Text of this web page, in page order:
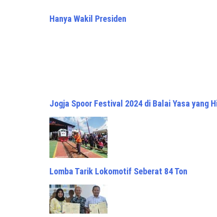
Hanya Wakil Presiden
Jogja Spoor Festival 2024 di Balai Yasa yang
Lomba Tarik Lokomotif Seberat 84 Ton